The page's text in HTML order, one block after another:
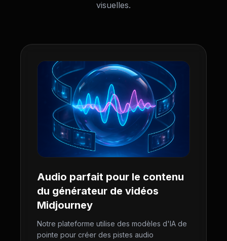
visuelles.
Audio parfait pour le contenu
du générateur de vidéos
Midjourney
Notre plateforme utilise des modèles d'IA de
pointe pour créer des pistes audio